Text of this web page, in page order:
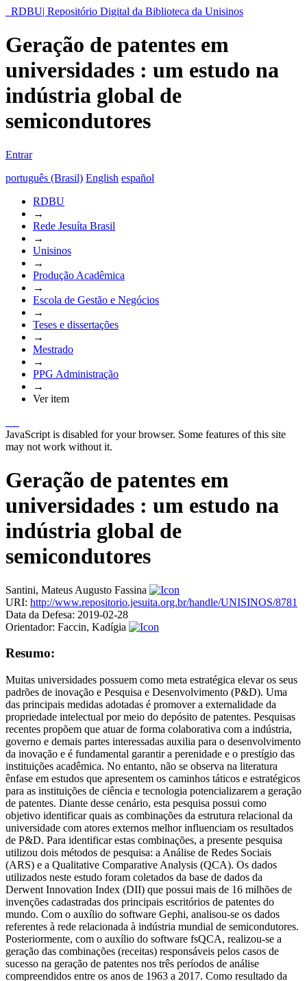
RDBU| Repositório Digital da Biblioteca da Unisinos
Geração de patentes em
universidades : um estudo na
indústria global de
semicondutores
Entrar
português (Brasil) English español
RDBU
→
Rede Jesuíta Brasil
→
Unisinos
→
Produção Acadêmica
→
Escola de Gestão e Negócios
→
Teses e dissertações
→
Mestrado
→
PPG Administração
→
Ver item
JavaScript is disabled for your browser. Some features of this site
may not work without it.
Geração de patentes em
universidades : um estudo na
indústria global de
semicondutores
Santini, Mateus Augusto Fassina
URI: http://www.repositorio.jesuita.org.br/handle/UNISINOS/8781
Data da Defesa: 2019-02-28
Orientador: Faccin, Kadígia
Resumo:
Muitas universidades possuem como meta estratégica elevar os seus
padrões de inovação e Pesquisa e Desenvolvimento (P&D). Uma
das principais medidas adotadas é promover a externalidade da
propriedade intelectual por meio do depósito de patentes. Pesquisas
recentes propõem que atuar de forma colaborativa com a indústria,
governo e demais partes interessadas auxilia para o desenvolvimento
da inovação e é fundamental garantir a perenidade e o prestígio das
instituições acadêmica. No entanto, não se observa na literatura
ênfase em estudos que apresentem os caminhos táticos e estratégicos
para as instituições de ciência e tecnologia potencializarem a geração
de patentes. Diante desse cenário, esta pesquisa possui como
objetivo identificar quais as combinações da estrutura relacional da
universidade com atores externos melhor influenciam os resultados
de P&D. Para identificar estas combinações, a presente pesquisa
utilizou dois métodos de pesquisa: a Análise de Redes Sociais
(ARS) e a Qualitative Comparative Analysis (QCA). Os dados
utilizados neste estudo foram coletados da base de dados da
Derwent Innovation Index (DII) que possui mais de 16 milhões de
invenções cadastradas dos principais escritórios de patentes do
mundo. Com o auxílio do software Gephi, analisou-se os dados
referentes à rede relacionada à indústria mundial de semicondutores.
Posteriormente, com o auxílio do software fsQCA, realizou-se a
geração das combinações (receitas) responsáveis pelos casos de
sucesso na geração de patentes nos três períodos de análise
compreendidos entre os anos de 1963 a 2017. Como resultado da